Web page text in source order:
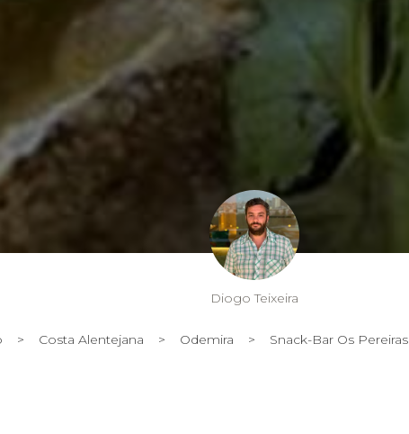
Diogo Teixeira
> Costa Alentejana > Odemira > Snack-Bar Os Pereiras